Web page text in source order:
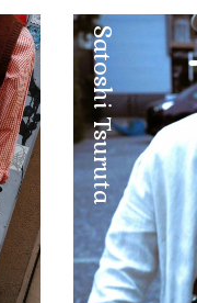
Satoshi Tsuruta